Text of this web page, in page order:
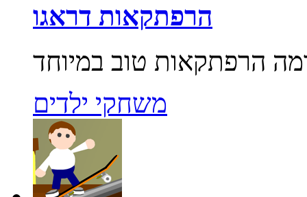
הרפתקאות דראגו
משחקי ילדים